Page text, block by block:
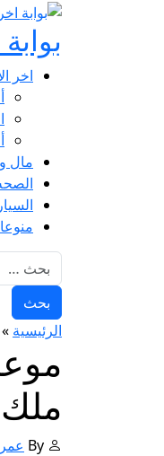
اخر
مال
الرئيسية »
ملك
By